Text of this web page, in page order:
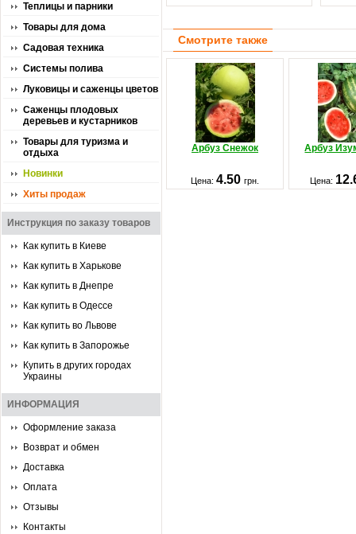
Теплицы и парники
Товары для дома
Садовая техника
Системы полива
Луковицы и саженцы цветов
Саженцы плодовых
деревьев и кустарников
Товары для туризма и
отдыха
Новинки
Хиты продаж
Инструкция по заказу товаров
Как купить в Киеве
Как купить в Харькове
Как купить в Днепре
Как купить в Одессе
Как купить во Львове
Как купить в Запорожье
Купить в других городах
Украины
ИНФОРМАЦИЯ
Оформление заказа
Возврат и обмен
Доставка
Оплата
Отзывы
Контакты
Смотрите также
Арбуз Снежок Арбуз
Цена: 4.50 грн. Цена: